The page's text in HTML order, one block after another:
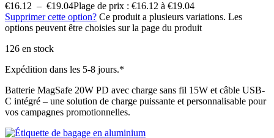
€16.12 – €19.04Plage de prix : €16.12 à €19.04
Supprimer cette option? Ce produit a plusieurs variations. Les
options peuvent être choisies sur la page du produit
126 en stock
Expédition dans les 5-8 jours.*
Batterie MagSafe 20W PD avec charge sans fil 15W et câble USB-
C intégré – une solution de charge puissante et personnalisable pour
vos campagnes promotionnelles.